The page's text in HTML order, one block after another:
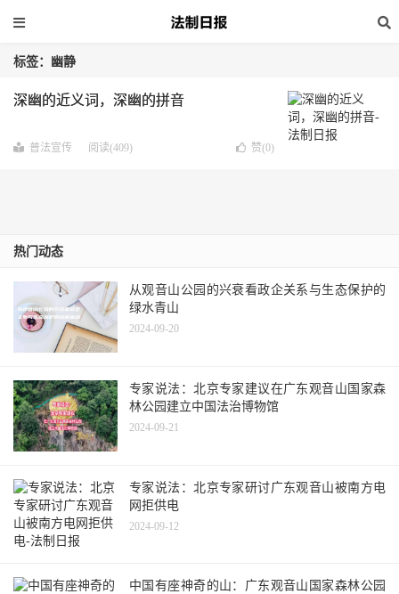
标签：幽静
深幽的近义词，深幽的拼音
普法宣传 阅读(409) 赞(0)
热门动态
从观音山公园的兴衰看政企关系与生态保护的
绿水青山
2024-09-20
专家说法：北京专家建议在广东观音山国家森
林公园建立中国法治博物馆
2024-09-21
专家说法：北京专家研讨广东观音山被南方电
网拒供电
2024-09-12
中国有座神奇的山：广东观音山国家森林公园